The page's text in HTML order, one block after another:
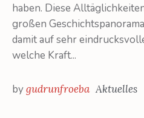
haben. Diese
großen
damit auf sehr
welche Kraft...
bygudrunfroeba Aktuelles